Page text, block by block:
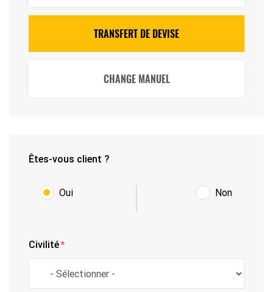
TRANSFERT DE DEVISE
CHANGE MANUEL
Êtes-vous client ?
Oui Non
Civilité*